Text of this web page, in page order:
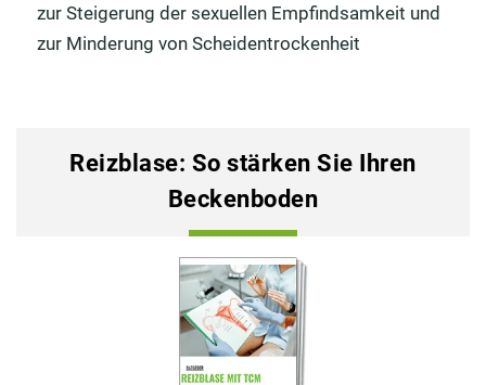
zur Steigerung der sexuellen Empfindsamkeit und
zur Minderung von Scheidentrockenheit